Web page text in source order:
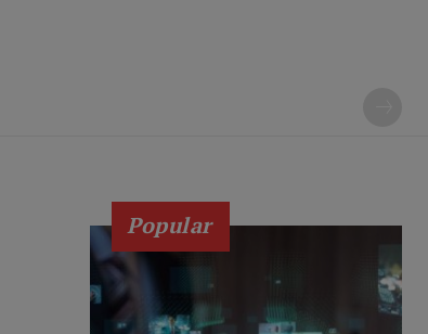
Popular